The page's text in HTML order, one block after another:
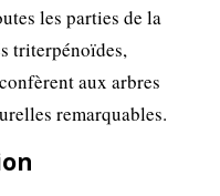
les parties de la
triterpénoïdes,
aux arbres
remarquables.